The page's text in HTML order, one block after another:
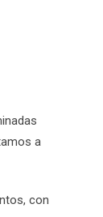
a
con